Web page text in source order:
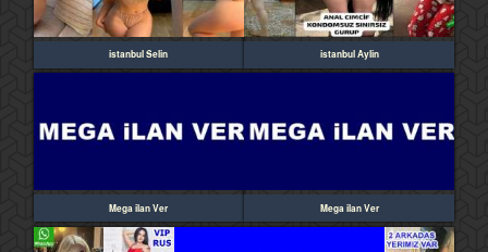
istanbul Selin istanbul Aylin
Mega ilan Ver Mega ilan Ver